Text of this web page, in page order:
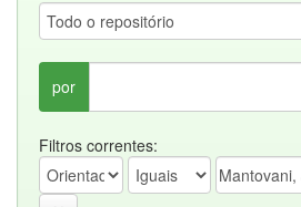
por
Filtros correntes: